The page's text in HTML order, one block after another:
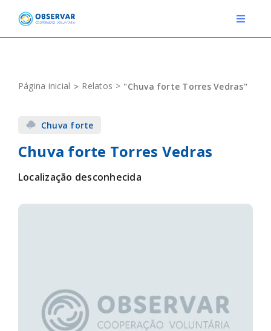
content
Toggle
EVENTOS
DEFINIÇÕES
F.A.Q.
Página inicial Relatos "Chuva forte Torres Vedras"
Chuva forte
Chuva forte Torres Vedras
Localização desconhecida